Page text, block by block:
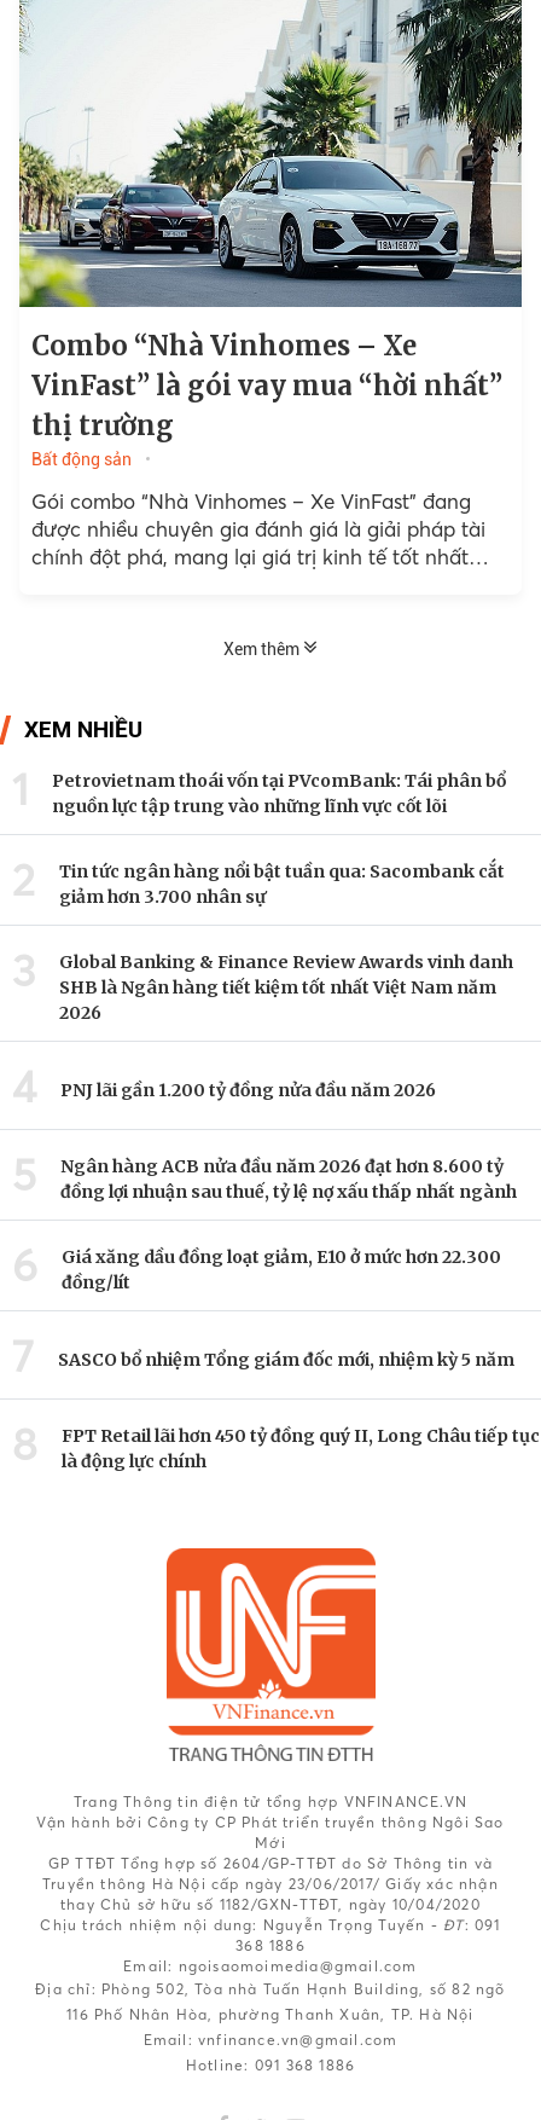
Combo “Nhà Vinhomes – Xe
VinFast” là gói vay mua “hời nhất”
thị trường
Bất động sản
Gói combo “Nhà Vinhomes – Xe VinFast” đang
được nhiều chuyên gia đánh giá là giải pháp tài
chính đột phá, mang lại giá trị kinh tế tốt nhất
Xem thêm
XEM NHIỀU
1
Petrovietnam thoái vốn tại PVcomBank: Tái phân bổ
nguồn lực tập trung vào những lĩnh vực cốt lõi
2
Tin tức ngân hàng nổi bật tuần qua: Sacombank cắt
giảm hơn 3.700 nhân sự
3
Global Banking & Finance Review Awards vinh danh
SHB là Ngân hàng tiết kiệm tốt nhất Việt Nam năm
2026
4 PNJ lãi gần 1.200 tỷ đồng nửa đầu năm 2026
5
Ngân hàng ACB nửa đầu năm 2026 đạt hơn 8.600 tỷ
đồng lợi nhuận sau thuế, tỷ lệ nợ xấu thấp nhất ngành
6
Giá xăng dầu đồng loạt giảm, E10 ở mức hơn 22.300
đồng/lít
7 SASCO bổ nhiệm Tổng giám đốc mới, nhiệm kỳ 5 năm
8
FPT Retail lãi hơn 450 tỷ đồng quý II, Long Châu tiếp tục
là động lực chính
Trang Thông tin điện tử tổng hợp VNFINANCE.VN
Vận hành bởi Công ty CP Phát triển truyền thông Ngôi Sao
Mới
GP TTĐT Tổng hợp số 2604/GP-TTĐT do Sở Thông tin và
Truyền thông Hà Nội cấp ngày 23/06/2017/ Giấy xác nhận
thay Chủ sở hữu số 1182/GXN-TTĐT, ngày 10/04/2020
Chịu trách nhiệm nội dung: Nguyễn Trọng Tuyến - ĐT: 091
368 1886
Email: ngoisaomoimedia@gmail.com
Địa chỉ: Phòng 502, Tòa nhà Tuấn Hạnh Building, số 82 ngõ
116 Phố Nhân Hòa, phường Thanh Xuân, TP. Hà Nội
Email: vnfinance.vn@gmail.com
Hotline: 091 368 1886